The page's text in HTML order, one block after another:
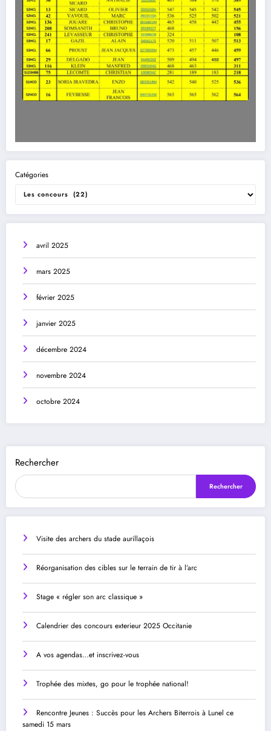
Catégories
avril 2025
mars 2025
février 2025
janvier 2025
décembre 2024
novembre 2024
octobre 2024
Rechercher
Rechercher
Visite des archers du stade aurillaçois
Réorganisation des cibles sur le terrain de tir à l’arc
Stage « régler son arc classique »
Calendrier des concours exterieur 2025 Occitanie
A vos agendas…et inscrivez-vous
Trophée des mixtes, go pour le trophée national!
Rencontre Jeunes : Succès pour les Archers Biterrois à Lunel ce
samedi 15 mars